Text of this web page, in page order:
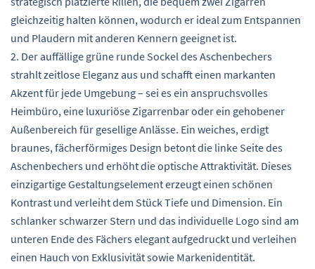
gleichzeitig halten können, wodurch er ideal zum Entspannen
und Plaudern mit anderen Kennern geeignet ist.
2. Der auffällige grüne runde Sockel des Aschenbechers
strahlt zeitlose Eleganz aus und schafft einen markanten
Akzent für jede Umgebung – sei es ein anspruchsvolles
Heimbüro, eine luxuriöse Zigarrenbar oder ein gehobener
Außenbereich für gesellige Anlässe. Ein weiches, erdigt
braunes, fächerförmiges Design betont die linke Seite des
Aschenbechers und erhöht die optische Attraktivität. Dieses
einzigartige Gestaltungselement erzeugt einen schönen
Kontrast und verleiht dem Stück Tiefe und Dimension. Ein
schlanker schwarzer Stern und das individuelle Logo sind am
unteren Ende des Fächers elegant aufgedruckt und verleihen
einen Hauch von Exklusivität sowie Markenidentität.